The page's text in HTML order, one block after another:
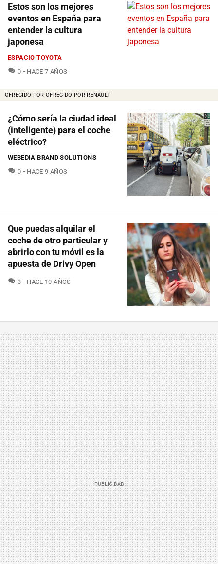
Estos son los mejores
eventos en España para
entender la cultura
japonesa
ESPACIO TOYOTA
0 COMENTARIOS
HACE 7 AÑOS
OFRECIDO POR OFRECIDO POR RENAULT
¿Cómo sería la ciudad ideal
(inteligente) para el coche
eléctrico?
WEBEDIA BRAND SOLUTIONS
0 COMENTARIOS
HACE 9 AÑOS
Que puedas alquilar el
coche de otro particular y
abrirlo con tu móvil es la
apuesta de Drivy Open
3 COMENTARIOS
HACE 10 AÑOS